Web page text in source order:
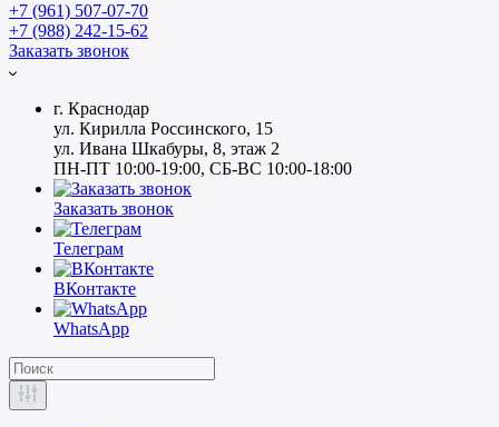
+7 (961) 507-07-70
+7 (988) 242-15-62
Заказать звонок
г. Краснодар
ул. Кирилла Россинского, 15
ул. Ивана Шкабуры, 8, этаж 2
ПН-ПТ 10:00-19:00, СБ-ВС 10:00-18:00
Заказать звонок
Телеграм
ВКонтакте
WhatsApp